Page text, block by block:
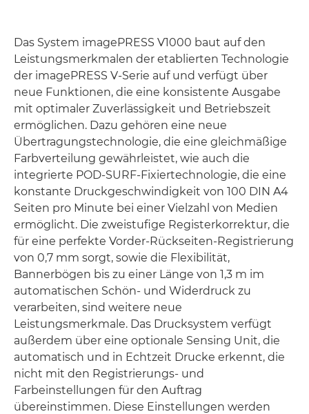
Das System imagePRESS V1000 baut auf den
Leistungsmerkmalen der etablierten Technologie
der imagePRESS V-Serie auf und verfügt über
neue Funktionen, die eine konsistente Ausgabe
mit optimaler Zuverlässigkeit und Betriebszeit
ermöglichen. Dazu gehören eine neue
Übertragungstechnologie, die eine gleichmäßige
Farbverteilung gewährleistet, wie auch die
integrierte POD-SURF-Fixiertechnologie, die eine
konstante Druckgeschwindigkeit von 100 DIN A4
Seiten pro Minute bei einer Vielzahl von Medien
ermöglicht. Die zweistufige Registerkorrektur, die
für eine perfekte Vorder-Rückseiten-Registrierung
von 0,7 mm sorgt, sowie die Flexibilität,
Bannerbögen bis zu einer Länge von 1,3 m im
automatischen Schön- und Widerdruck zu
verarbeiten, sind weitere neue
Leistungsmerkmale. Das Drucksystem verfügt
außerdem über eine optionale Sensing Unit, die
automatisch und in Echtzeit Drucke erkennt, die
nicht mit den Registrierungs- und
Farbeinstellungen für den Auftrag
übereinstimmen. Diese Einstellungen werden